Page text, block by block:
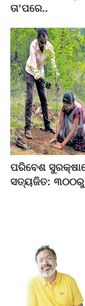
ତା’ପରେ..
ପରିବେଶ
ସତ୍ୟଜିତ: